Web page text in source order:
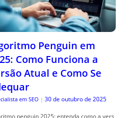
Penguin em
Como Funciona a
Atual e Como Se
em SEO | 30 de outubro de 2025
penguin 2025: entenda como a vers,